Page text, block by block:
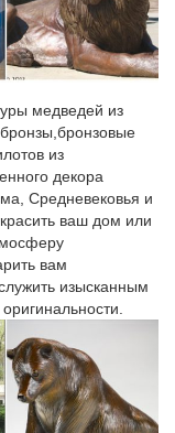
года фарфоровые
целей – купите
с Вами удача!
в интернет-
с доставкой на
вина Bohemia,
Фигурка символ
стр.3
по профессиям »
Года » 2018
Бронзовые
для обуви.
медведей из
из
декора
Средневековья и
ваш дом или
вам
изысканным